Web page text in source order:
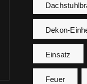
Dekon-
Einsatz
Feuer